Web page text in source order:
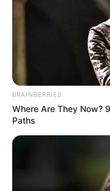
BRAINBERRIES
Where Are They Now?
Paths